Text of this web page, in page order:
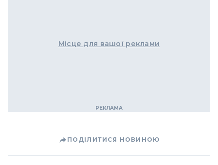
Місце для вашої реклами
ПОДІЛИТИСЯ НОВИНОЮ